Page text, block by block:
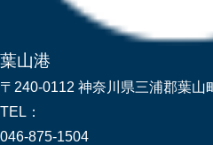
葉山港
〒240-0112 神奈川県三浦郡葉山
TEL：
046-875-1504